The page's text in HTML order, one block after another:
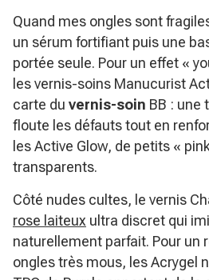
Quand mes ongles sont
un sérum fortifiant puis une
portée seule. Pour un effet «
les vernis-soins Manucurist
carte du vernis-soin BB : une
floute les défauts tout en
les Active Glow, de petits «
transparents.
Côté nudes cultes, le vernis
rose laiteux ultra discret qui
naturellement parfait. Pour un
ongles très mous, les Acrygel